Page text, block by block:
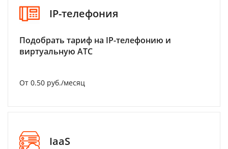
IP-телефония
Подобрать тариф на IP-телефонию и
виртуальную АТС
От 0.50 руб./месяц
IaaS